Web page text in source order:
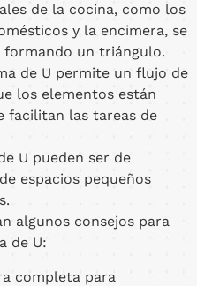
de la cocina, como los
y la encimera, se
formando un triángulo.
de U permite un flujo de
los elementos están
facilitan las tareas de
U pueden ser de
espacios pequeños
algunos consejos para
de U:
completa para